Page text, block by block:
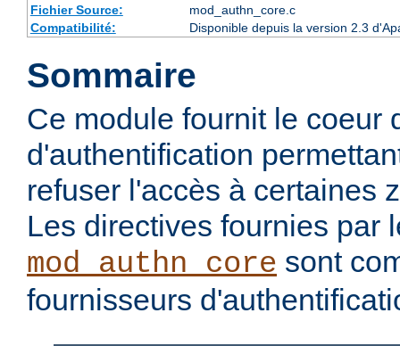
Fichier Source:
mod_authn_core.c
Compatibilité:
Disponible depuis la version 2.3
Sommaire
Ce module fournit le coeur
d'authentification
refuser l'accès à certaines
Les directives fournies par
mod_authn_core sont
fournisseurs